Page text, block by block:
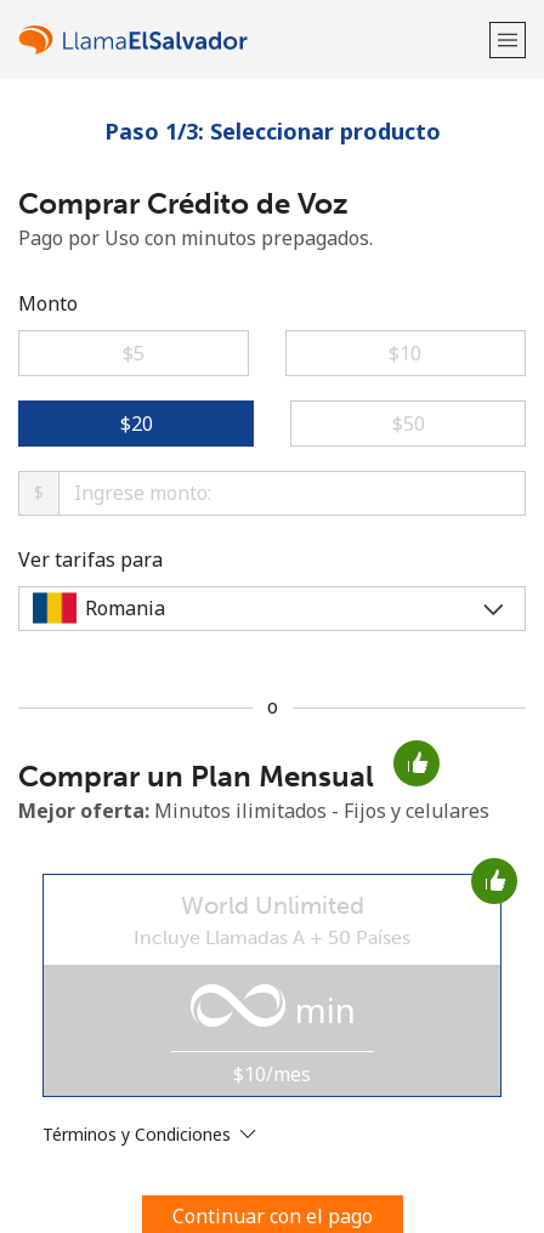
¡Bienvenido!
¿Ya tienes una cuenta?Inicia sesión →
No se ha creado una contraseña
Mínimo 8 caracteres
Una letra mayúscula y una minúscula
Un número
estosTérminos y condiciones.
Únete
Paso 1/3: Seleccionar producto
Comprar Crédito de Voz
Pago por Uso con minutos prepagados.
Monto
⁦$5⁩
⁦$10⁩
⁦$20⁩ ⁦$50⁩
$
Ver tarifas para
o
Comprar un Plan Mensual
Mejor oferta: Minutos ilimitados - Fijos y celulares
World Unlimited
Incluye Llamadas A + 50 Países
min
$10/mes
Términos y Condiciones
Continuar con el pago